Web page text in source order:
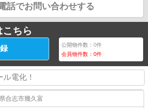
話でお問い合わせする
ちら
公開物件数：0件
会員物件数：0件
電化！
合志市幾久富